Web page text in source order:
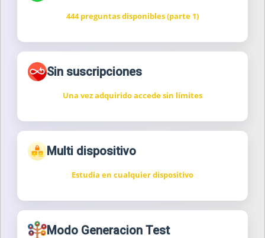
444 preguntas disponibles (parte 1)
Sin suscripciones
Una vez adquirido accede sin límites
Multi dispositivo
Estudia en cualquier dispositivo
Modo Generacion Test